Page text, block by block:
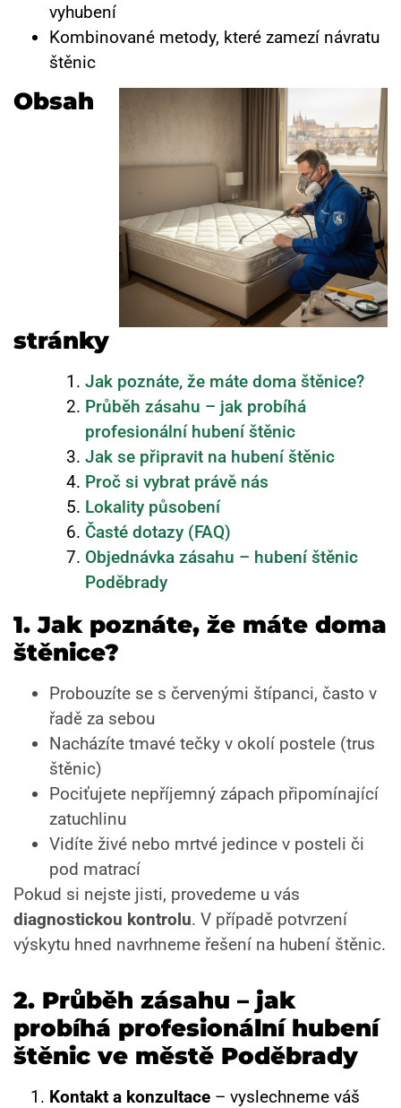
vyhubení
Kombinované metody, které zamezí návratu
štěnic
Obsah
stránky
Jak poznáte, že máte doma štěnice?
Průběh zásahu – jak probíhá
profesionální hubení štěnic
Jak se připravit na hubení štěnic
Proč si vybrat právě nás
Lokality působení
Časté dotazy (FAQ)
Objednávka zásahu – hubení štěnic
Poděbrady
1. Jak poznáte, že máte doma
štěnice?
Probouzíte se s červenými štípanci, často v
řadě za sebou
Nacházíte tmavé tečky v okolí postele (trus
štěnic)
Pociťujete nepříjemný zápach připomínající
zatuchlinu
Vidíte živé nebo mrtvé jedince v posteli či
pod matrací
Pokud si nejste jisti, provedeme u vás
diagnostickou kontrolu. V případě potvrzení
výskytu hned navrhneme řešení na hubení štěnic.
2. Průběh zásahu – jak
probíhá profesionální hubení
štěnic ve městě Poděbrady
Kontakt a konzultace – vyslechneme váš